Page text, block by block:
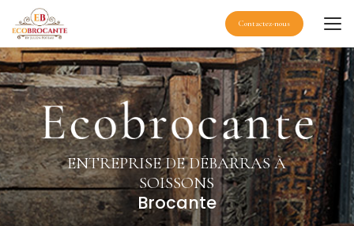
contenu
principal
Contactez-nous
ENTREPRISE DE DÉBARRAS À
SOISSONS
Brocante